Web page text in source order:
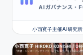
小西寛子主催AI研究所